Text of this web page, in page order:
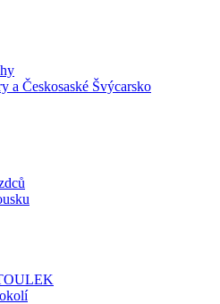
a Českosaské Švýcarsko